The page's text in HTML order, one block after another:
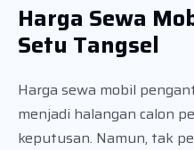
Harga Sewa
Setu Tangsel
Harga sewa mobil
menjadi halangan calon
keputusan. Namun, tak